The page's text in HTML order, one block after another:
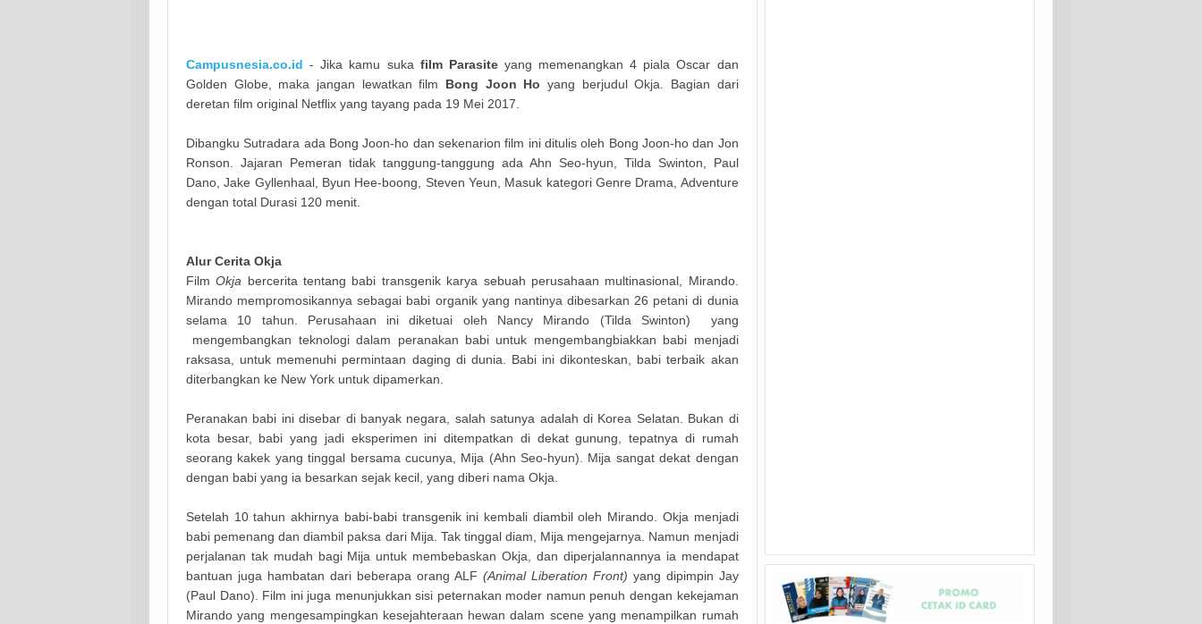
Campusnesia.co.id - Jika kamu suka film Parasiteyang memenangkan 4 piala Oscar dan
Golden Globe, maka jangan lewatkan film Bong Joon Ho yang berjudul Okja. Bagian dari
deretan film original Netflix yang tayang pada 19 Mei 2017.
Dibangku Sutradara ada Bong Joon-ho dan sekenarion film ini ditulis oleh Bong Joon-ho dan Jon
Ronson. Jajaran Pemeran tidak tanggung-tanggung ada Ahn Seo-hyun, Tilda Swinton, Paul
Dano, Jake Gyllenhaal, Byun Hee-boong, Steven Yeun, Masuk kategori Genre Drama, Adventure
dengan total Durasi 120 menit.
Alur Cerita Okja
FilmOkja bercerita tentang babi transgenik karya sebuah perusahaan multinasional, Mirando.
Mirando mempromosikannya sebagai babi organik yang nantinya dibesarkan 26 petani di dunia
selama 10 tahun. Perusahaan ini diketuai oleh Nancy Mirando (Tilda Swinton) yang
mengembangkan teknologi dalam peranakan babi untuk mengembangbiakkan babi menjadi
raksasa, untuk memenuhi permintaan daging di dunia. Babi ini dikonteskan, babi terbaik akan
diterbangkan ke New York untuk dipamerkan.
Peranakan babi ini disebar di banyak negara, salah satunya adalah di Korea Selatan. Bukan di
kota besar, babi yang jadi eksperimen ini ditempatkan di dekat gunung, tepatnya di rumah
seorang kakek yang tinggal bersama cucunya, Mija (Ahn Seo-hyun). Mija sangat dekat dengan
dengan babi yang ia besarkan sejak kecil, yang diberi nama Okja.
Setelah 10 tahun akhirnya babi-babi transgenik ini kembali diambil oleh Mirando. Okja menjadi
babi pemenang dan diambil paksa dari Mija. Tak tinggal diam, Mija mengejarnya. Namun menjadi
perjalanan tak mudah bagi Mija untuk membebaskan Okja, dan diperjalannannya ia mendapat
bantuan juga hambatan dari beberapa orang ALF (Animal Liberation Front) yang dipimpin Jay
(Paul Dano). Film ini juga menunjukkan sisi peternakan moder namun penuh dengan kekejaman
Mirando yang mengesampingkan kesejahteraan hewan dalam scene yang menampilkan rumah